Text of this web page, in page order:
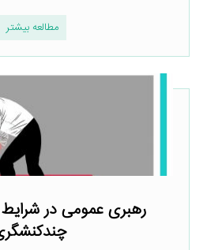
مطالعه بیشتر
رهبری عمومی در